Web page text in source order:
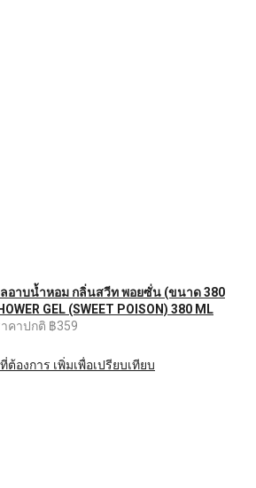
จลอาบน้ำหอม กลิ่นสวีท พอยซั่น (ขนาด 380
GEL (SWEET POISON) 380 ML
คาปกติ ฿359
ต้องการ เพิ่มเพื่อเปรียบเทียบ